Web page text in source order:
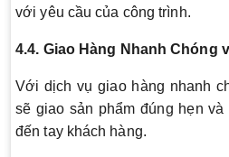
với yêu cầu của công trình.
4.4. Giao Hàng Nhanh Chóng
Với dịch vụ giao hàng nhanh
sẽ giao sản phẩm đúng hẹn
đến tay khách hàng.